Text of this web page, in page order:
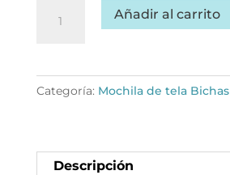
-
cantidad
Añadir al carrito
Categoría: Mochila de tela Bichas
Descripción